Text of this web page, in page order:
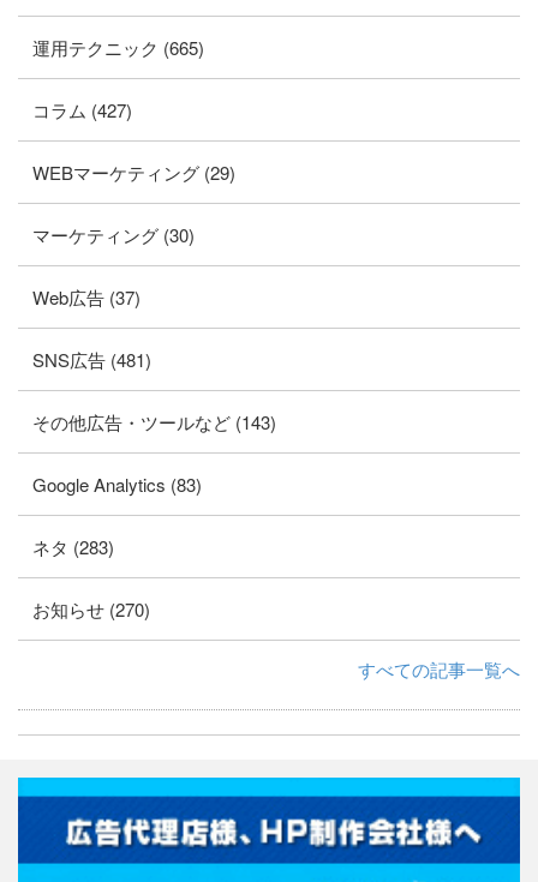
運用テクニック (665)
コラム (427)
WEBマーケティング (29)
マーケティング (30)
Web広告 (37)
SNS広告 (481)
その他広告・ツールなど (143)
Google Analytics (83)
ネタ (283)
お知らせ (270)
すべての記事一覧へ